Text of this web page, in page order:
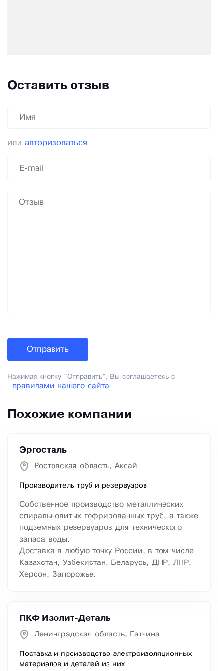
Оставить отзыв
или авторизоваться
Нажимая кнопку "Отправить", Вы соглашаетесь с
правилами нашего сайта
Похожие компании
Эргосталь
Ростовская область, Аксай
Производитель труб и резервуаров
Собственное производство металлических
спиральновитых гофрированных труб, а также
подземных резервуаров для технического
запаса воды.
Доставка в любую точку России, в том числе
Казахстан, Узбекистан, Беларусь, ДНР, ЛНР,
Херсон, Запорожье.
ПКФ Изолит-Деталь
Ленинградская область, Гатчина
Поставка и производство электроизоляционных
материалов и деталей из них